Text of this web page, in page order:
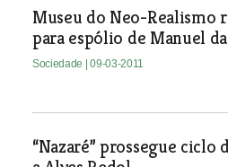
Museu do Neo-Realismo
para espólio de Manuel
Sociedade | 09-03-2011
“Nazaré” prossegue ciclo